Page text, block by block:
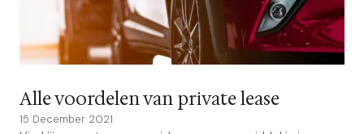
Alle voordelen van private lease
15 December 2021